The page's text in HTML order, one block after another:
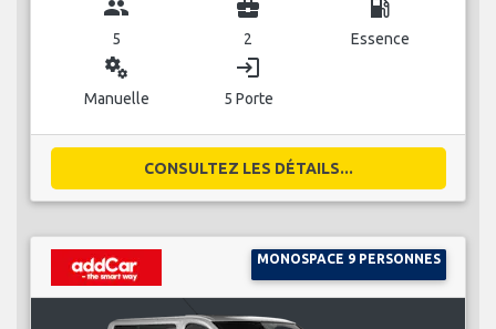
group
5
business_center
2
local_gas_station
Essence
miscellaneous_services
Manuelle
login
5 Porte
CONSULTEZ LES DÉTAILS...
MONOSPACE 9 PERSONNES